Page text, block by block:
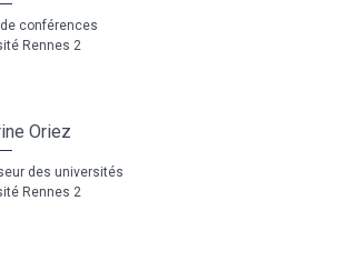
conférences
Rennes 2
Oriez
des universités
Rennes 2